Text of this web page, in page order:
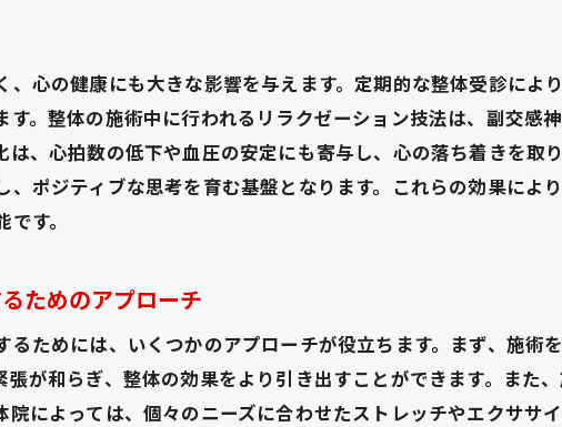
体験談で知る整体の効果
実際の声から学ぶ整体の利点
月一整体の効果を最大化する方法
効果的な施術の組み合わせ方
最適な整体を選ぶためのポイント
リラックス効果を高める整体選び
心の健康にも大きな影響を与えます。定期的な整体受診によ
。整体の施術中に行われるリラクゼーション技法は、副交感
、心拍数の低下や血圧の安定にも寄与し、心の落ち着きを取
ポジティブな思考を育む基盤となります。これらの効果によ
す。
ためのアプローチ
ためには、いくつかのアプローチが役立ちます。まず、施術
が和らぎ、整体の効果をより引き出すことができます。また
によっては、個々のニーズに合わせたストレッチやエクササ